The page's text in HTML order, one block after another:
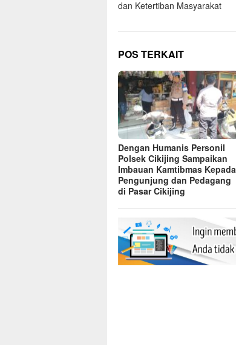
dan Ketertiban Masyarakat
POS TERKAIT
Dengan Humanis Personil
Polsek Cikijing Sampaikan
Imbauan Kamtibmas Kepada
Pengunjung dan Pedagang
di Pasar Cikijing